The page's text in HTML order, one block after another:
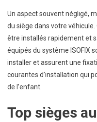
Un aspect souvent négligé,
du siège dans votre
être installés rapidement et
équipés du système ISOFIX
installer et assurent une
courantes d’installation qui
de l’enfant.
Top sièges